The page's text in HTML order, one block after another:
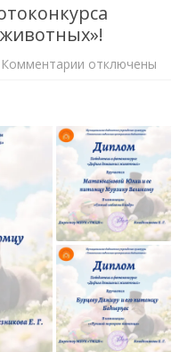
Комментарии к
«Дефиле
домашних
животных»!
отключены